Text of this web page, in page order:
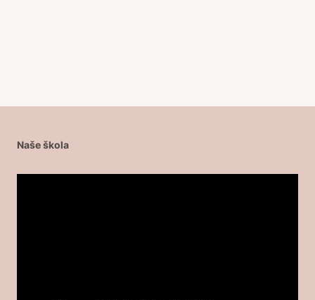
Naše škola